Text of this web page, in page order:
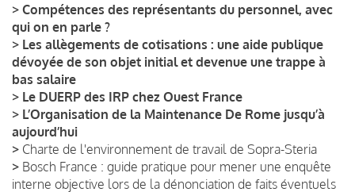
> Compétences des représentants du personnel, avec
qui on en parle ?
> Les allègements de cotisations : une aide publique
dévoyée de son objet initial et devenue une trappe à
bas salaire
> Le DUERP des IRP chez Ouest France
> L’Organisation de la Maintenance De Rome jusqu’à
aujourd’hui
> Charte de l'environnement de travail de Sopra-Steria
> Bosch France : guide pratique pour mener une enquête
interne objective lors de la dénonciation de faits éventuels